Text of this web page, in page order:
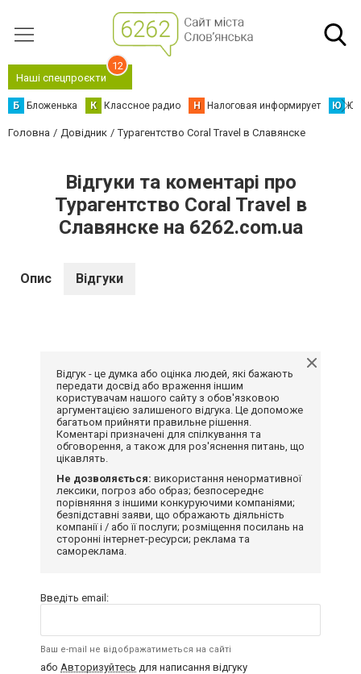
Наші спецпроєкти
12
Б Бложенька К Классное радио Н Налоговая информирует Ю
Головна Довідник Турагентство Coral Travel в Славянске
Відгуки та коментарі про
Турагентство Coral Travel в
Славянске на 6262.com.ua
Опис Відгуки
Відгук - це думка або оцінка людей, які бажають
передати досвід або враження іншим
користувачам нашого сайту з обов'язковою
аргументацією залишеного відгука. Це допоможе
багатьом прийняти правильне рішення.
Коментарі призначені для спілкування та
обговорення, а також для роз'яснення питань, що
цікавлять.
Не дозволяється: використання ненормативної
лексики, погроз або образ; безпосереднє
порівняння з іншими конкуруючими компаніями;
безпідставні заяви, що ображають діяльність
компанії і / або її послуги; розміщення посилань на
сторонні інтернет-ресурси; реклама та
самореклама.
Введіть email:
Ваш e-mail не відображатиметься на сайті
або Авторизуйтесь для написання відгуку